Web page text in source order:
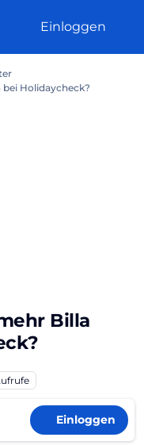
Einloggen
Holidaycheck?
Billa
Einloggen